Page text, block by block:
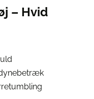
– Hvid